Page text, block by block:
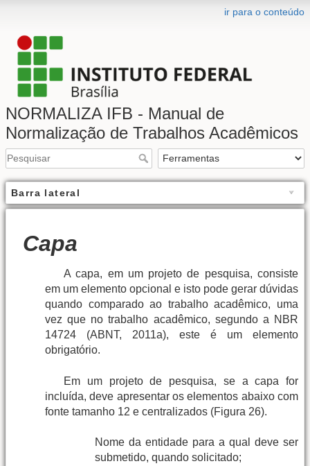
ir para o conteúdo
NORMALIZA IFB - Manual de
Normalização de Trabalhos Acadêmicos
Barra lateral
Capa
A capa, em um projeto de pesquisa, consiste
em um elemento opcional e isto pode gerar dúvidas
quando comparado ao trabalho acadêmico, uma
vez que no trabalho acadêmico, segundo a NBR
14724 (ABNT, 2011a), este é um elemento
obrigatório.
Em um projeto de pesquisa, se a capa for
incluída, deve apresentar os elementos abaixo com
fonte tamanho 12 e centralizados (Figura 26).
Nome da entidade para a qual deve ser
submetido, quando solicitado;